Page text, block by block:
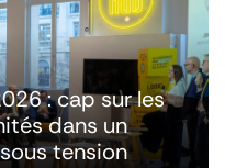
: cap sur les
dans un
tension